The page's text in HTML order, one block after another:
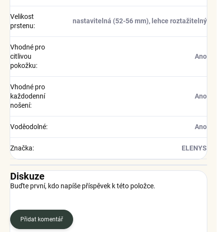
Velikost
prstenu:
nastavitelná (52-56 mm), lehce roztažitelný
Vhodné pro
citlivou
pokožku:
Ano
Vhodné pro
každodenní
nošení:
Ano
Voděodolné: Ano
Značka: ELENYS
Diskuze
Buďte první, kdo napíše příspěvek k této položce.
Přidat komentář